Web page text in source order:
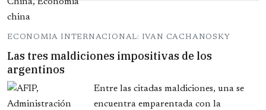
ECONOMIA INTERNACIONAL: IVAN CACHANOSKY
Las tres maldiciones impositivas de los
argentinos
Entre las citadas maldiciones, una se
encuentra emparentada con la